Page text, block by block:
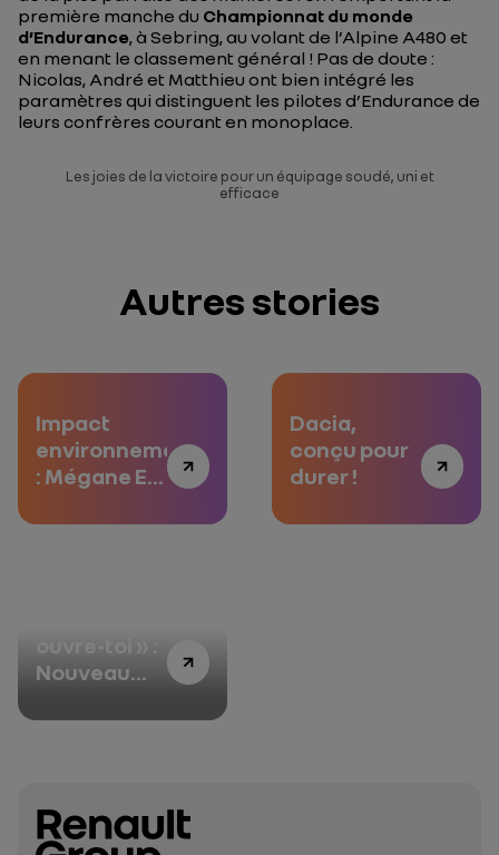
première manche du Championnat du monde
d’Endurance, à Sebring, au volant de l’Alpine A480 et
en menant le classement général ! Pas de doute :
Nicolas, André et Matthieu ont bien intégré les
paramètres qui distinguent les pilotes d’Endurance de
leurs confrères courant en monoplace.
Les joies de la victoire pour un équipage soudé, uni et
efficace
Autres stories
Impact
environnemental
: Mégane E-
Electric
Dacia,
conçu pour
durer !
Nouveau
toujours